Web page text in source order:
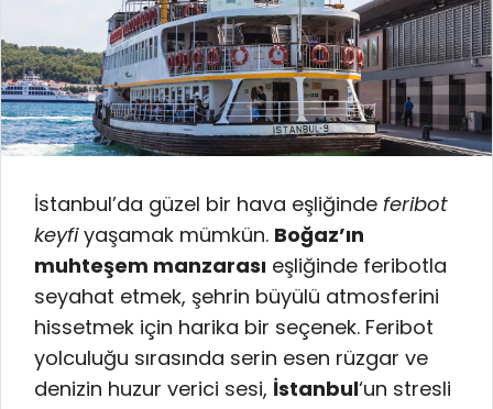
İstanbul’da güzel bir hava eşliğinde feribot
keyfiyaşamak mümkün. Boğaz’ın
muhteşem manzarası eşliğinde feribotla
seyahat etmek, şehrin büyülü atmosferini
hissetmek için harika bir seçenek. Feribot
yolculuğu sırasında serin esen rüzgar ve
denizin huzur verici sesi, İstanbul‘un stresli